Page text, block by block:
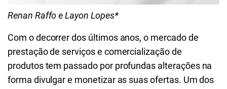
Renan Raffo e Layon Lopes*
Com o decorrer dos últimos anos, o mercado de
prestação de serviços e comercialização de
produtos tem passado por profundas alterações na
forma divulgar e monetizar as suas ofertas. Um dos